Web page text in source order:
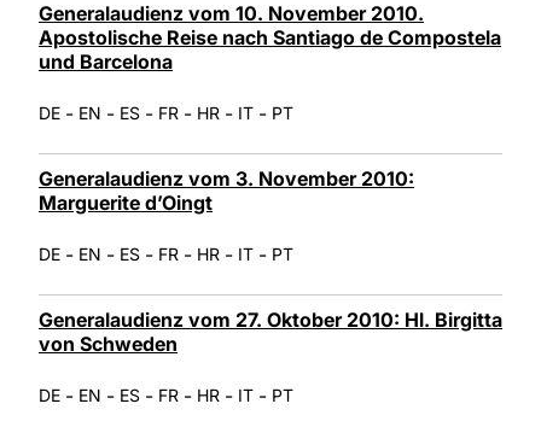
Generalaudienz vom 10. November 2010.
Apostolische Reise nach Santiago de Compostela
und Barcelona
DE - EN - ES - FR - HR - IT - PT
Generalaudienz vom 3. November 2010:
Marguerite d’Oingt
DE - EN - ES - FR - HR - IT - PT
Generalaudienz vom 27. Oktober 2010: Hl. Birgitta
von Schweden
DE - EN - ES - FR - HR - IT - PT